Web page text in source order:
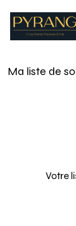
Ma liste de
Votre